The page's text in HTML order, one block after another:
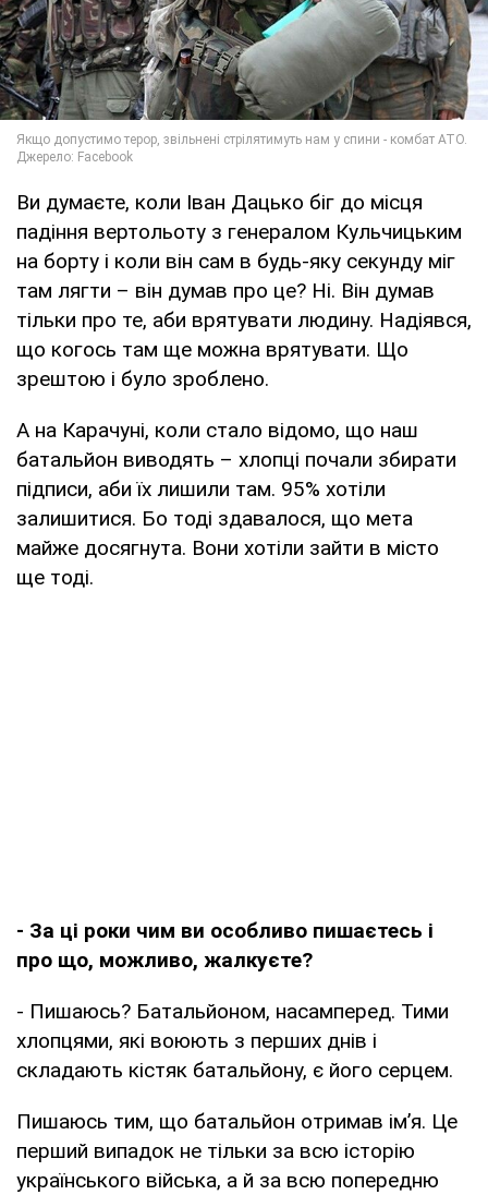
Ви думаєте, коли Іван Дацько біг до місця
падіння вертольоту з генералом Кульчицьким
на борту і коли він сам в будь-яку секунду міг
там лягти – він думав про це? Ні. Він думав
тільки про те, аби врятувати людину. Надіявся,
що когось там ще можна врятувати. Що
зрештою і було зроблено.
А на Карачуні, коли стало відомо, що наш
батальйон виводять – хлопці почали збирати
підписи, аби їх лишили там. 95% хотіли
залишитися. Бо тоді здавалося, що мета
майже досягнута. Вони хотіли зайти в місто
ще тоді.
- За ці роки чим ви особливо пишаєтесь і
про що, можливо, жалкуєте?
- Пишаюсь? Батальйоном, насамперед. Тими
хлопцями, які воюють з перших днів і
складають кістяк батальйону, є його серцем.
Пишаюсь тим, що батальйон отримав ім’я. Це
перший випадок не тільки за всю історію
українського війська, а й за всю попередню